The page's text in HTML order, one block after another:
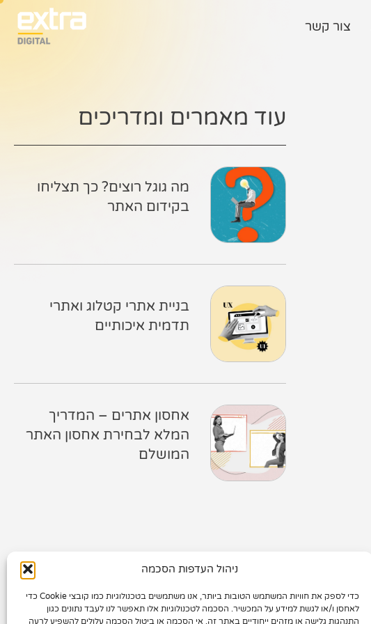
ניהול העדפות הסכמה
כדי לספק את חוויות המשתמש הטובות ביותר, אנו משתמשים בטכנולוגיות כמו קובצי Cookie כדי
לאחסן ו/או לגשת למידע על המכשיר. הסכמה לטכנולוגיות אלו תאפשר לנו לעבד נתונים כגון
התנהגות גלישה או מזהים ייחודיים באתר זה. אי הסכמה או ביטול הסכמה עלולים להשפיע לרעה
צור קשר
עוד מאמרים ומדריכים
מה גוגל רוצים? כך תצליחו
בקידום האתר
בניית אתרי קטלוג ואתרי
תדמית איכותיים
אחסון אתרים – המדריך
המלא לבחירת אחסון האתר
המושלם
קטגוריות